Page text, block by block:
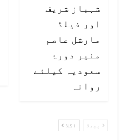
شہباز شریف
اور فیلڈ
مارشل عاصم
منیر دورۂ
سعودیہ کیلئے
روانہ
پچھلا اگلا